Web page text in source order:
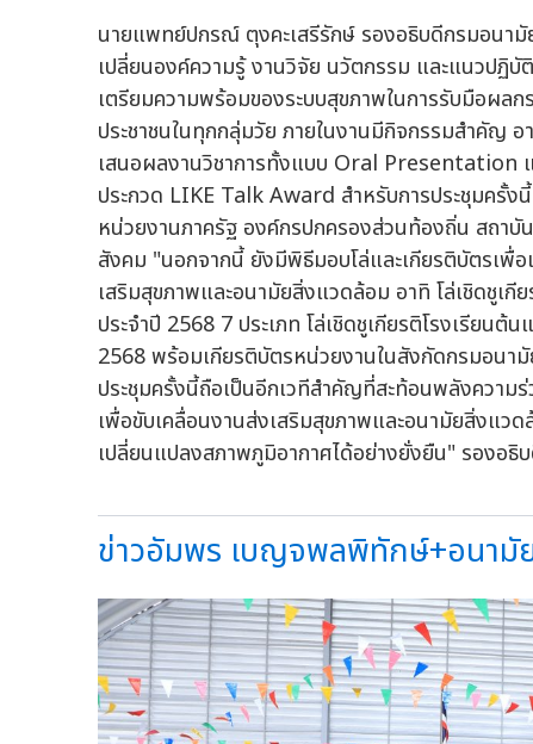
นายแพทย์ปกรณ์ ตุงคะเสรีรักษ์ รองอธิบดีกรมอนามั
เปลี่ยนองค์ความรู้ งานวิจัย นวัตกรรม และแนวปฏิ
เตรียมความพร้อมของระบบสุขภาพในการรับมือผล
ประชาชนในทุกกลุ่มวัย ภายในงานมีกิจกรรมสำคัญ อ
เสนอผลงานวิชาการทั้งแบบ Oral
ประกวด LIKE Talk Award สำหรับการประชุมครั้
หน่วยงานภาครัฐ องค์กรปกครองส่วนท้องถิ่น สถาบั
สังคม "นอกจากนี้ ยังมีพิธีมอบโล่และเกียรติบัตรเพื่
เสริมสุขภาพและอนามัยสิ่งแวดล้อม อาทิ โล่เชิดชูเ
ประจำปี 2568 7 ประเภท โล่เชิดชูเกียรติโรงเรียน
2568 พร้อมเกียรติบัตรหน่วยงานในสังกัดกรมอนา
ประชุมครั้งนี้ถือเป็นอีกเวทีสำคัญที่สะท้อนพลังควา
เพื่อขับเคลื่อนงานส่งเสริมสุขภาพและอนามัยสิ่งแว
เปลี่ยนแปลงสภาพภูมิอากาศได้อย่างยั่งยืน" รองอธิ
ข่าวอัมพร เบญจพลพิทักษ์+อนามั